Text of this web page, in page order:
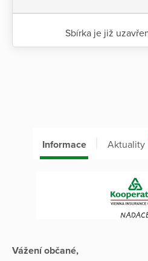
Sbírka je již
Informace Aktuality
Vážení občané,